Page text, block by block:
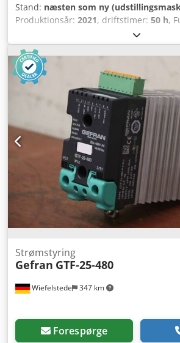
Stand: næsten som ny
Produktionsår: 2021, driftstimer: 50 h,
, maskine/
GLUESTREAM PU-300 1C ENKOLER TIL
POLYURETHANLIM Brugt maskine, stort
Maksimal limningsbredde: 300 mm •
kamme på hver 100 mm, styret af
Dodpet Nfarsfx Adteck • Limstrenger
Bakke med slipmiddel, der automatisk
maskinen ikke doserer •
g/m2, efter indstilling • Gearpumpe til
Viskositetsområde for lim: 10.000 til
Trækhastighed: 7 til 15 m/min • Holder
styring med touchskærm. Fabrikat:
firmaet GLUESTREAM, Slovakiet,
mærkning • Maskinen er produceret i
2022. Stand som ny, har arbejdet i
HAR OGSÅ HYDRAULISK PRESSE TIL
Wiefelstede 347 km
Strømstyring
Gefran GTF-25-480
Forespørge